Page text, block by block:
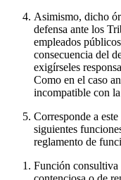
Asimismo, dicho
defensa ante los
empleados
consecuencia del
exigírseles
Como en el caso
incompatible con
Corresponde a
siguientes
reglamento de
Función consultiva